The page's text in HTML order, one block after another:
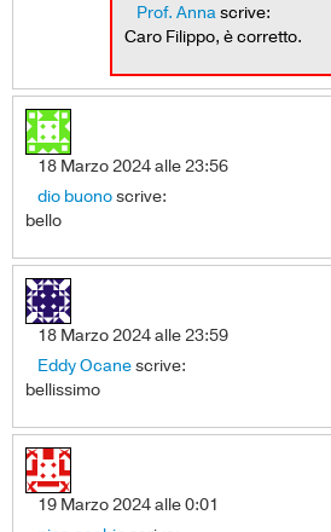
Prof. Annascrive:
Caro Filippo, è corretto.
18 Marzo 2024 alle 23:56
dio buonoscrive:
bello
18 Marzo 2024 alle 23:59
Eddy Ocanescrive:
bellissimo
19 Marzo 2024 alle 0:01